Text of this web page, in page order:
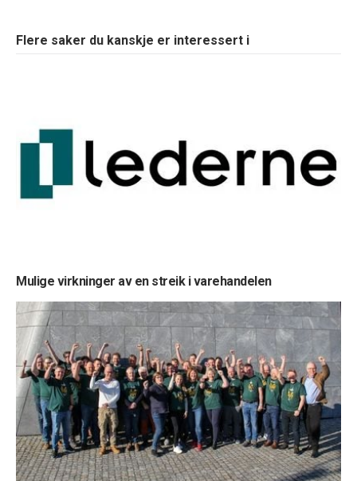
Flere saker du kanskje er interessert i
Mulige virkninger av en streik i varehandelen